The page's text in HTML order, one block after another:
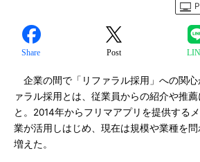
Share Post
企業の間で「リファラル採用」への関心
ァラル採用とは、従業員からの紹介や推
と。2014年からフリマアプリを提供する
業が活用しはじめ、現在は規模や業種を
増えた。